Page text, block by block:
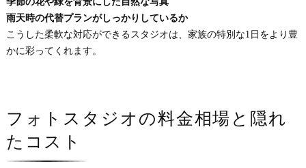
雨天時の代替プランがしっかりしているか
こうした柔軟な対応ができるスタジオは、家族の特別な1日をより豊
かに彩ってくれます。
フォトスタジオの料金相場と隠れ
たコスト